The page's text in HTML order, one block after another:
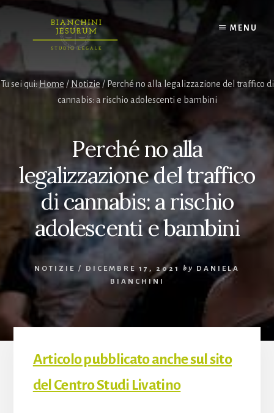
Skip
content
MENU
Tu sei qui:Home / Notizie /Perché no alla legalizzazione del traffico di
cannabis: a rischio adolescenti e bambini
Perché no alla
legalizzazione del traffico
di cannabis: a rischio
adolescenti e bambini
NOTIZIE / DICEMBRE 17, 2021 by
DANIELA
BIANCHINI
Articolo pubblicato anche sul sito
del Centro Studi Livatino